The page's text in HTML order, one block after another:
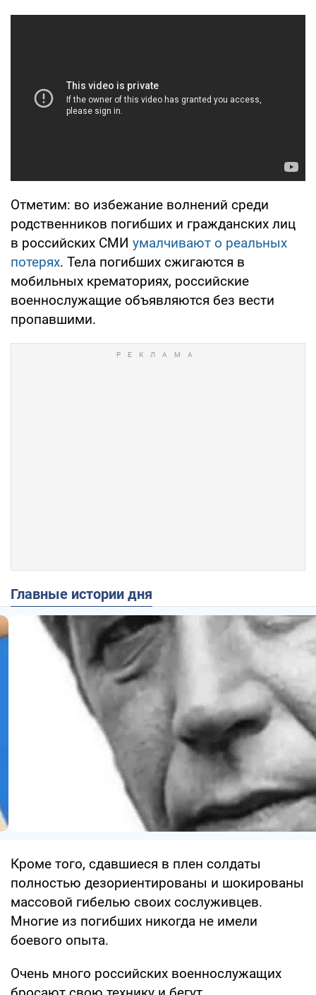
Отметим: во избежание волнений среди
родственников погибших и гражданских лиц
в российских СМИ умалчивают о реальных
потерях. Тела погибших сжигаются в
мобильных крематориях, российские
военнослужащие объявляются без вести
пропавшими.
Главные истории дня
Кроме того, сдавшиеся в плен солдаты
полностью дезориентированы и шокированы
массовой гибелью своих сослуживцев.
Многие из погибших никогда не имели
боевого опыта.
Очень много российских военнослужащих